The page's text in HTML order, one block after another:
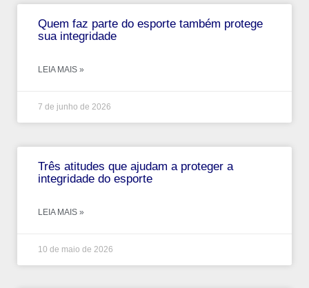
Quem faz parte do esporte também protege
sua integridade
LEIA MAIS »
7 de junho de 2026
Três atitudes que ajudam a proteger a
integridade do esporte
LEIA MAIS »
10 de maio de 2026